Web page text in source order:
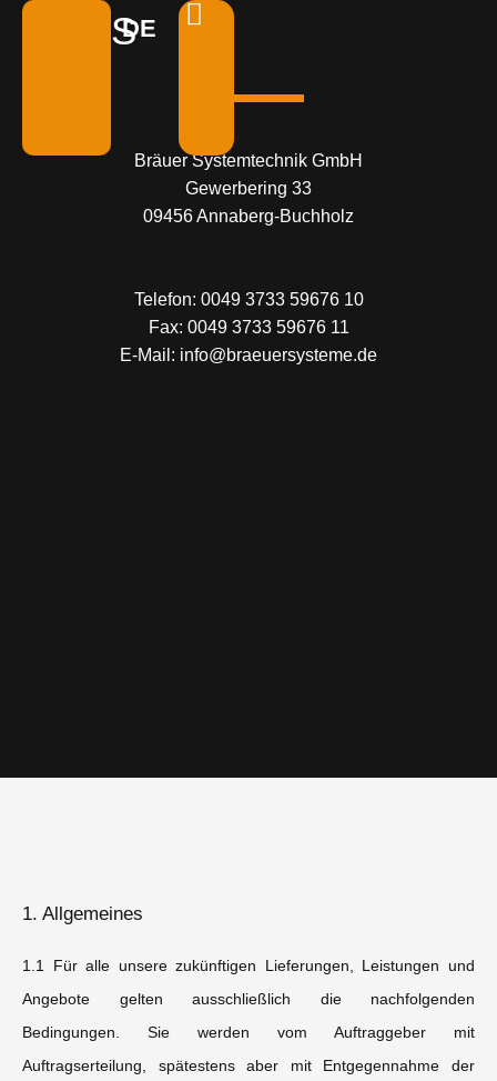
DE
EN
BräuerSystemtechnik GmbH
Gewerbering 33
09456 Annaberg-Buchholz
Telefon: 0049 3733 59676 10
Fax: 0049 3733 59676 11
E-Mail: info@braeuersysteme.de
AGB'S
1. Allgemeines
1.1 Für alle unsere zukünftigen Lieferungen, Leistungen und
Angebote gelten ausschließlich die nachfolgenden
Bedingungen. Sie werden vom Auftraggeber mit
Auftragserteilung, spätestens aber mit Entgegennahme der